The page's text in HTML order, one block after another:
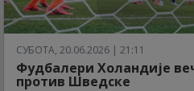
СУБОТА, 20.06.2026 | 21:11
Фудбалери Холандије
против Шведске